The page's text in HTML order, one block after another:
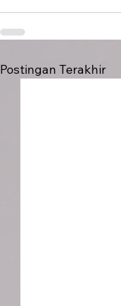
Postingan Terakhir